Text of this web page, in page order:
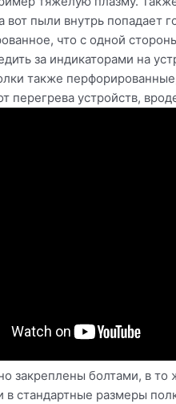
вот пыли внутрь попадает
что с одной
за индикаторами на
также
перегрева устройств,
закреплены болтами, в то
в стандартные размеры